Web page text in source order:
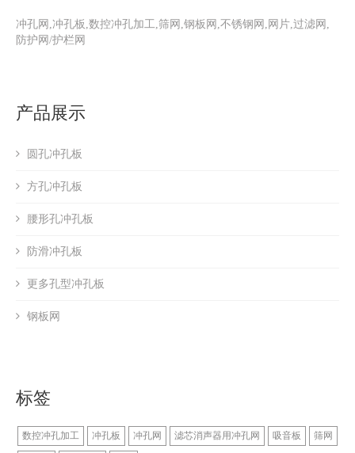
冲孔网,冲孔板,数控冲孔加工,筛网,钢板网,不锈钢网,网片,过滤网,
防护网/护栏网
产品展示
圆孔冲孔板
方孔冲孔板
腰形孔冲孔板
防滑冲孔板
更多孔型冲孔板
钢板网
标签
数控冲孔加工 冲孔板 冲孔网 滤芯消声器用冲孔网 吸音板 筛网